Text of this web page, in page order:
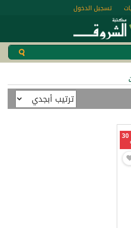
تسجيل الدخول
خصم 30